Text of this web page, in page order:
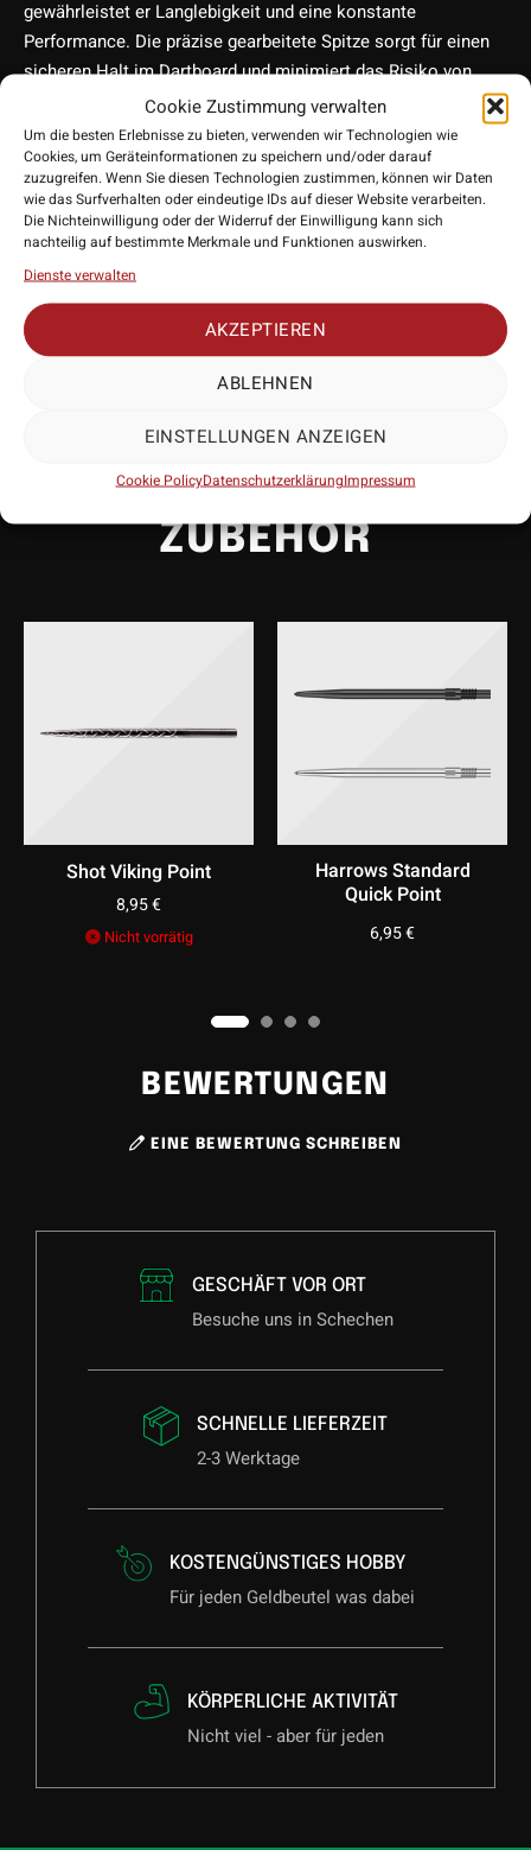
Cookie Zustimmung verwalten
Um die besten Erlebnisse zu bieten, verwenden wir Technologien wie
Cookies, um Geräteinformationen zu speichern und/oder darauf
zuzugreifen. Wenn Sie diesen Technologien zustimmen, können wir Daten
wie das Surfverhalten oder eindeutige IDs auf dieser Website verarbeiten.
Die Nichteinwilligung oder der Widerruf der Einwilligung kann sich
nachteilig auf bestimmte Merkmale und Funktionen auswirken.
Dienste verwalten
AKZEPTIEREN
ABLEHNEN
EINSTELLUNGEN ANZEIGEN
Cookie PolicyDatenschutzerklärungImpressum
gewährleistet er Langlebigkeit und eine konstante
Performance. Die präzise gearbeitete Spitze sorgt für einen
sicheren Halt im Dartboard und minimiert das Risiko von
„Bounce Outs“. Durch seine besondere Form, verbessert er
den Übergang von Spitze zu Barrel. Geeignet für die meisten
Standard-Dartbarrels, ist dieser Dart Point eine hervorragende
Wahl für Spieler, die ihre Ausrüstung mit Qualität und Stil
ergänzen möchten.
• Hersteller: Target Darts
• Länge: ca. 32mm/36mm/41mm
• Art: Standard Passung
• Lieferumfang: 3 Stück
PASSENDES
ZUBEHÖR
Harrows Standard
Quick Point
6,95€
Target Titanium
Diamond Pro
BEWERTUNGEN
EINE BEWERTUNG SCHREIBEN
GESCHÄFT VOR ORT
Besuche uns in Schechen
SCHNELLE LIEFERZEIT
2-3 Werktage
KOSTENGÜNSTIGES HOBBY
Für jeden Geldbeutel was dabei
KÖRPERLICHE AKTIVITÄT
Nicht viel - aber für jeden